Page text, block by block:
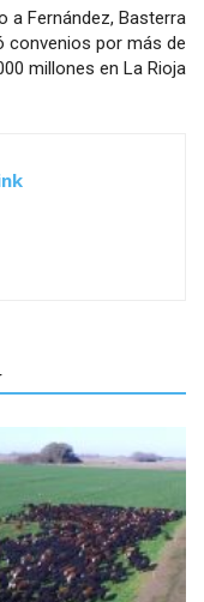
a Fernández, Basterra
convenios por más de
millones en La Rioja